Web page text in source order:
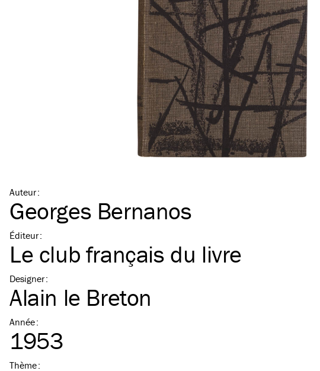
Auteur:
Georges Bernanos
Éditeur:
Le club français du livre
Designer:
Alain le Breton
Année:
1953
Thème: